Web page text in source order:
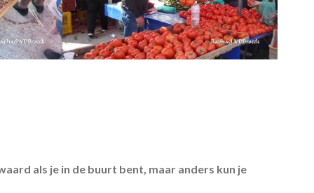
als je in de buurt bent, maar anders kun je